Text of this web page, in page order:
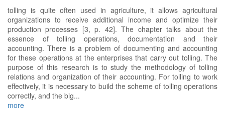
tolling is quite often used in agriculture, it allows agricultural
organizations to receive additional income and optimize their
production processes [3, p. 42]. The chapter talks about the
essence of tolling operations, documentation and their
accounting. There is a problem of documenting and accounting
for these operations at the enterprises that carry out tolling. The
purpose of this research is to study the methodology of tolling
relations and organization of their accounting. For tolling to work
effectively, it is necessary to build the scheme of tolling operations
correctly, and the big...
more